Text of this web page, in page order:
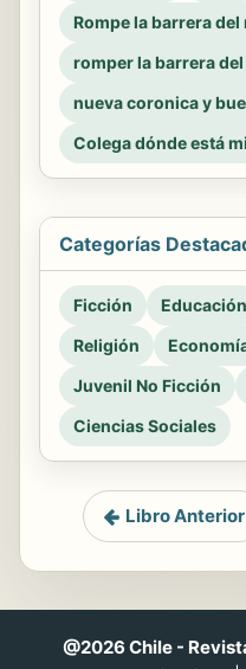
Rompe la barrera del
romper la barrera del
nueva coronica y
Colega dónde está
Categorías
Ficción Educación
Religión
Juvenil No Ficción
Ciencias Sociales
Libro Anterior
@2026 Chile -